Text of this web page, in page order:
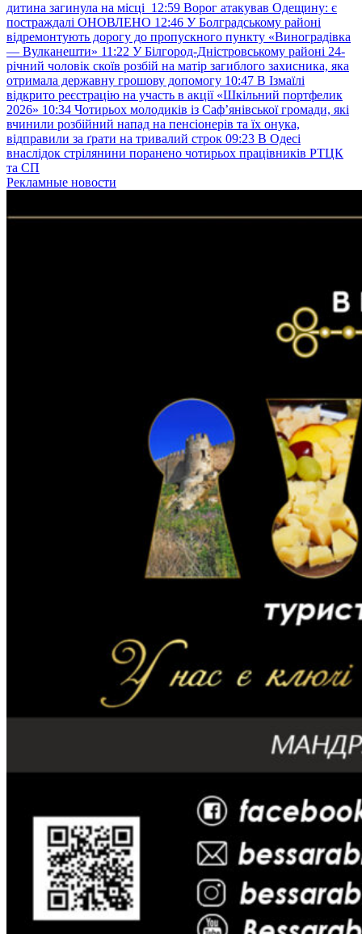
дитина загинула на місці 12:59 Ворог атакував Одещину: є
постраждалі ОНОВЛЕНО 12:46 У Болградському районі
відремонтують дорогу до пропускного пункту «Виноградівка
— Вулканешти» 11:22 У Білгород-Дністровському районі 24-
річний чоловік скоїв розбій на матір загиблого захисника, яка
отримала державну грошову допомогу 10:47 В Ізмаїлі
відкрито реєстрацію на участь в акції «Шкільний портфелик
2026» 10:34 Чотирьох молодиків із Саф’янівської громади, які
вчинили розбійний напад на пенсіонерів та їх онука,
відправили за ґрати на тривалий строк 09:23 В Одесі
внаслідок стрілянини поранено чотирьох працівників РТЦК
та СП
Рекламные новости